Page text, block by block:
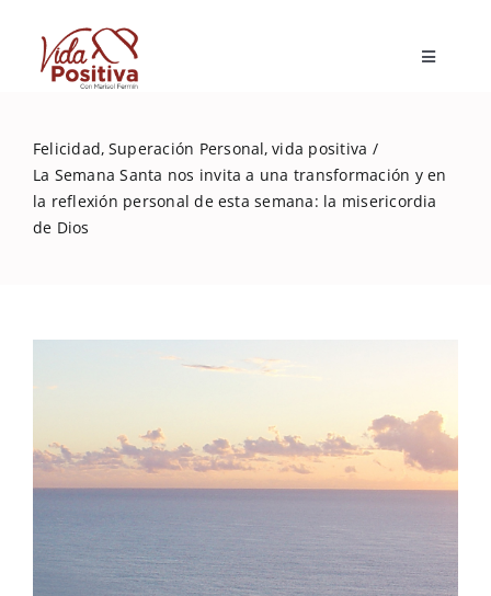
content
Toggle
Blog
Felicidad Superación Personal vida positiva
La Semana Santa nos invita a una transformación y en
la reflexión personal de esta semana: la misericordia
de Dios